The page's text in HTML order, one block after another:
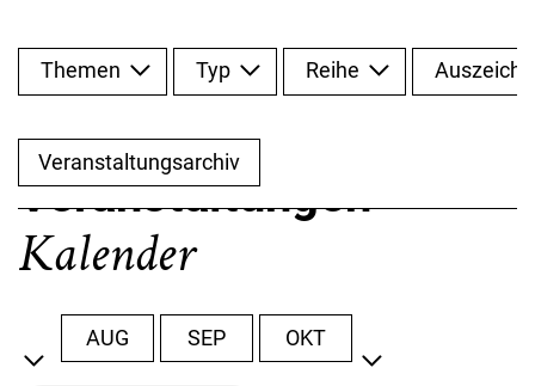
Veranstaltungen
Kalender
AUG SEP OKT
Themen Typ Reihe
Veranstaltungsarchiv